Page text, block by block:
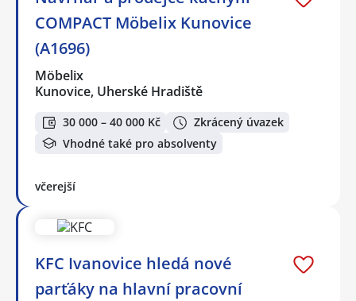
COMPACT Möbelix Kunovice
(A1696)
Möbelix
Kunovice, Uherské Hradiště
30 000 – 40 000 Kč
Zkrácený úvazek
Vhodné také pro absolventy
včerejší
KFC Ivanovice hledá nové
parťáky na hlavní pracovní